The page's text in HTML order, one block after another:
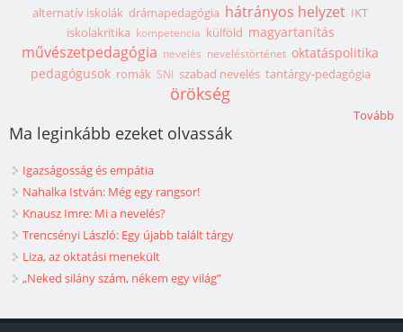
alternatív iskolák drámapedagógia hátrányos helyzet IKT
iskolakritika kompetencia külföld magyartanítás
művészetpedagógia nevelés neveléstörténet oktatáspolitika
pedagógusok romák SNI szabad nevelés tantárgy-pedagógia
örökség
Tovább
Ma leginkább ezeket olvassák
Igazságosság és empátia
Nahalka István: Még egy rangsor!
Knausz Imre: Mi a nevelés?
Trencsényi László: Egy újabb talált tárgy
Liza, az oktatási menekült
„Neked silány szám, nékem egy világ”